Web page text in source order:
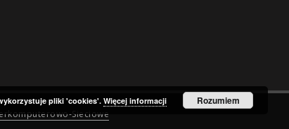
Sieciowe
pliki 'cookies'. Więcej informacji Rozumiem